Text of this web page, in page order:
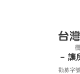
－ 讓
勸募字